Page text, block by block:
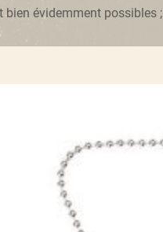
bien évidemment possibles ;